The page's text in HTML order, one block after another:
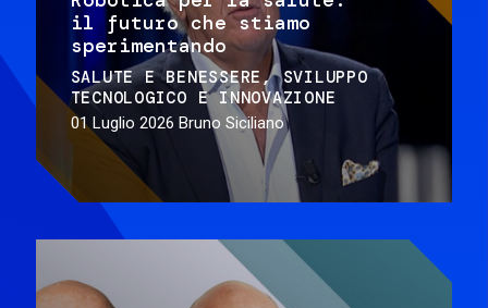
il futuro che stiamo
sperimentando
SALUTE E BENESSERE
SVILUPPO
TECNOLOGICO E INNOVAZIONE
01 Luglio 2026 Bruno Siciliano